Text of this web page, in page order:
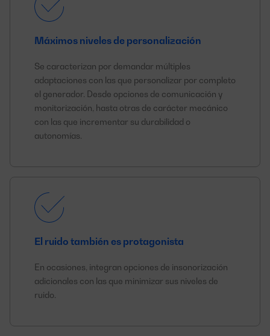
Máximos niveles de personalización
Se caracterizan por demandar múltiples
adaptaciones con las que personalizar por completo
el generador. Desde opciones de comunicación y
monitorización, hasta otras de carácter mecánico
con las que incrementar su durabilidad o
autonomías.
El ruido también es protagonista
En ocasiones, integran opciones de insonorización
adicionales con las que minimizar sus niveles de
ruido.